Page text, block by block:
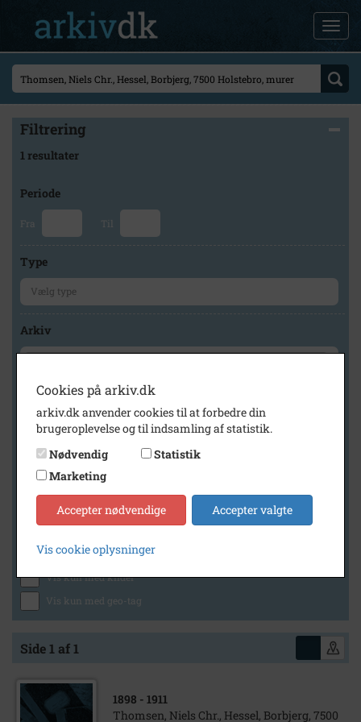
Filtrering
1 resultater
Periode
Fra Til
Type
Arkiv
Geografi
Generelt
Vis kun med billeder
Vis kun med lydklip
Vis kun med kilder
Vis kun med geo-tag
Side 1 af 1
1898 - 1911
Thomsen, Niels Chr., Hessel, Borbjerg, 7500
Cookies på arkiv.dk
arkiv.dk anvender cookies til at forbedre din
brugeroplevelse og til indsamling af statistik.
Nødvendig
Statistik
Marketing
Accepter nødvendige Accepter valgte
Vis cookie oplysninger